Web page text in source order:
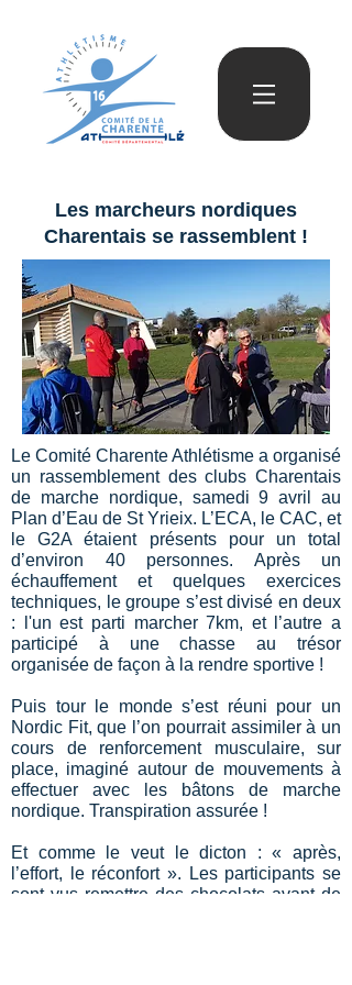
Les marcheurs nordiques
Charentais se rassemblent !
Le Comité Charente Athlétisme a organisé
un rassemblement des clubs Charentais
de marche nordique, samedi 9 avril au
Plan d’Eau de St Yrieix. L’ECA, le CAC, et
le G2A étaient présents pour un total
d’environ 40 personnes. Après un
échauffement et quelques exercices
techniques, le groupe s’est divisé en deux
: l'un est parti marcher 7km, et l’autre a
participé à une chasse au trésor
organisée de façon à la rendre sportive !
Puis tour le monde s’est réuni pour un
Nordic Fit, que l’on pourrait assimiler à un
cours de renforcement musculaire, sur
place, imaginé autour de mouvements à
effectuer avec les bâtons de marche
nordique. Transpiration assurée !
Et comme le veut le dicton : « après,
l’effort, le réconfort ». Les participants se
sont vus remettre des chocolats avant de